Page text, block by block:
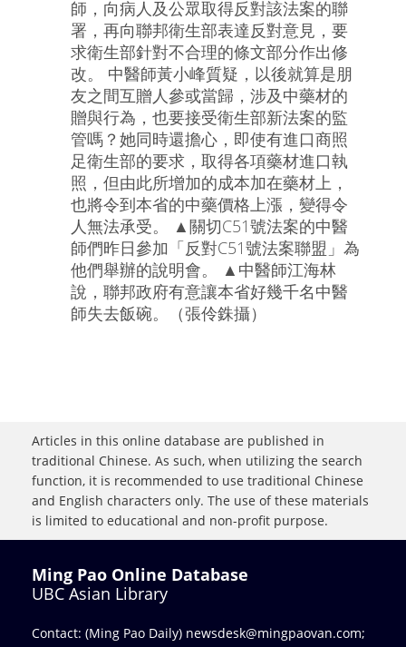
師，向病人及公眾取得反對該法案的聯
署，再向聯邦衛生部表達反對意見，要
求衛生部針對不合理的條文部分作出修
改。 中醫師黃小峰質疑，以後就算是朋
友之間互贈人參或當歸，涉及中藥材的
贈與行為，也要接受衛生部新法案的監
管嗎？她同時還擔心，即使有進口商照
足衛生部的要求，取得各項藥材進口執
照，但由此所增加的成本加在藥材上，
也將令到本省的中藥價格上漲，變得令
人無法承受。 ▲關切C51號法案的中醫
師們昨日參加「反對C51號法案聯盟」為
他們舉辦的說明會。 ▲中醫師江海林
說，聯邦政府有意讓本省好幾千名中醫
師失去飯碗。（張伶銖攝）
Articles in this online database are published in
traditional Chinese. As such, when utilizing the search
function, it is recommended to use traditional Chinese
and English characters only. The use of these materials
is limited to educational and non-profit purpose.
Ming Pao Online Database
UBC Asian Library
Contact: (Ming Pao Daily) newsdesk@mingpaovan.com;